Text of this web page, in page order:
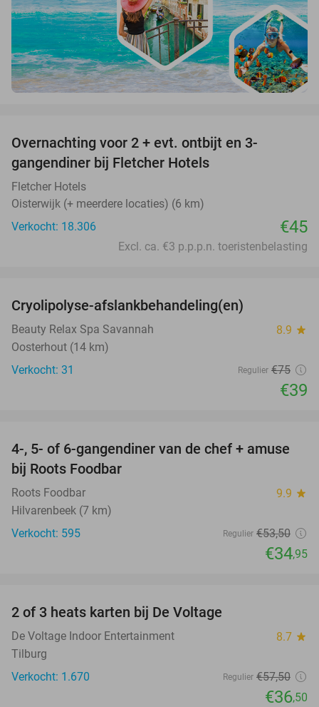
Overnachting voor 2 + evt. ontbijt en 3-
gangendiner bij Fletcher Hotels
Fletcher Hotels
Oisterwijk (+ meerdere locaties) (6 km)
Verkocht: 18.306
€45
Excl. ca. €3 p.p.p.n. toeristenbelasting
Cryolipolyse-afslankbehandeling(en)
Beauty Relax Spa Savannah 8.9 star
Oosterhout (14 km)
Verkocht: 31
Regulier €75
€39
35%
4-, 5- of 6-gangendiner van de chef + amuse
bij Roots Foodbar
Roots Foodbar 9.9 star
Hilvarenbeek (7 km)
Verkocht: 595
Regulier €53,50
€34,95
2 of 3 heats karten bij De Voltage
De Voltage Indoor Entertainment 8.7 star
Tilburg
Verkocht: 1.670
Regulier €57,50
€36,50